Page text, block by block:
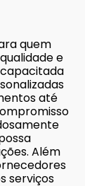
quem
e
até
Além
serviços